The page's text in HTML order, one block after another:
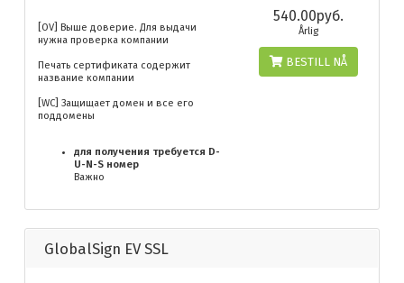
[OV] Выше доверие. Для выдачи
нужна проверка компании
Печать сертификата содержит
название компании
[WC] Защищает домен и все его
поддомены
для получения требуется D-
U-N-S номер
Важно
540.00руб.
Årlig
BESTILL NÅ
GlobalSign EV SSL